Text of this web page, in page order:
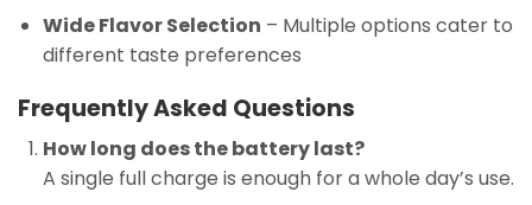
Wide Flavor Selection – Multiple options cater to
different taste preferences
Frequently Asked Questions
How long does the battery last?
A single full charge is enough for a whole day’s use.